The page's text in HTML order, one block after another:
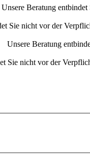
Unsere Beratung
Sie nicht vor der
Unsere Beratung
Sie nicht vor der